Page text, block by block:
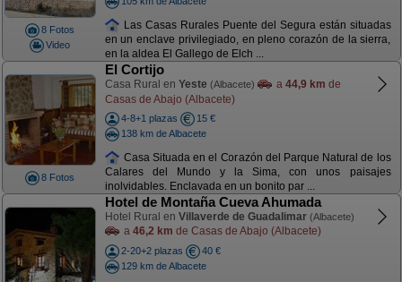
8 Fotos
Video
Las Casas Rurales Puente del Segura están situadas
en un enclave privilegiado, en pleno corazón de la sierra,
en la aldea El Gallego de Elch ...
8 Fotos
El Cortijo
Casa Rural en Yeste (Albacete) a 44,9 km de
Casas de Abajo (Albacete)
4-8+1 plazas
15 €
138 km de Albacete
Casa Situada en el Corazón del Parque Natural de los
Calares del Mundo y la Sima, con unos paisajes
inolvidables. Enclavada en un bonito par ...
Hotel de Montaña Cueva Ahumada
Hotel Rural en Villaverde de Guadalimar (Albacete)
a 46,2 km de Casas de Abajo (Albacete)
2-20+2 plazas
40 €
129 km de Albacete